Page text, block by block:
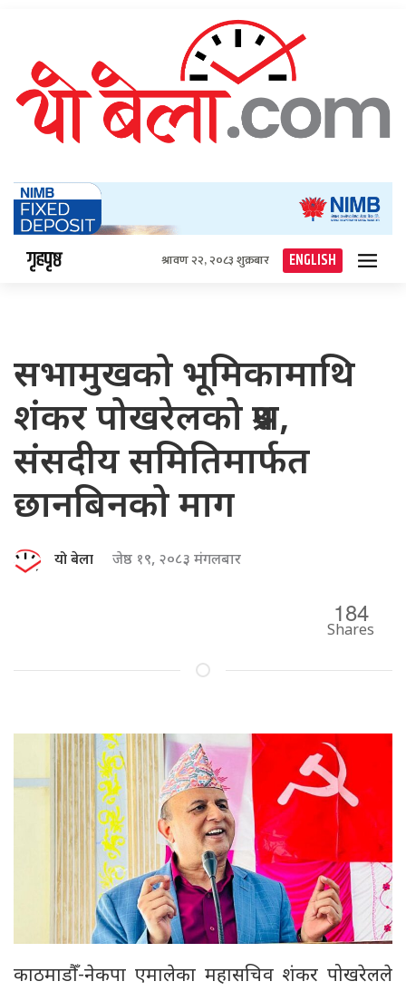
गृहपृष्ठ श्रावण २२, २०८३ शुक्रबार ENGLISH
सभामुखको भूमिकामाथि
शंकर पोखरेलको प्रश्न,
संसदीय समितिमार्फत
छानबिनको माग
यो बेला जेष्ठ १९, २०८३ मंगलबार
184
Shares
काठमाडौँ-नेकपा एमालेका महासचिव शंकर पोखरेलले